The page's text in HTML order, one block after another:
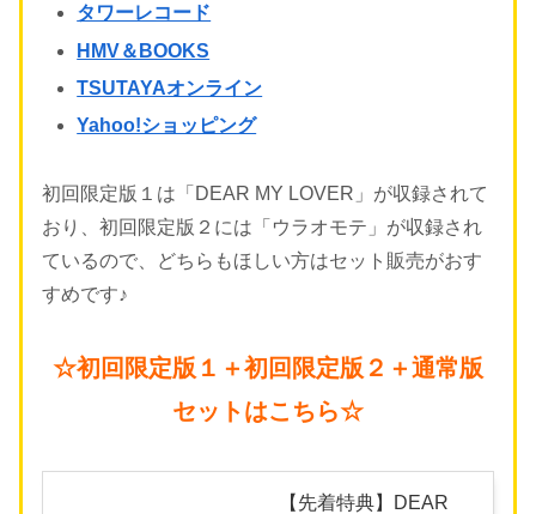
タワーレコード
HMV＆BOOKS
TSUTAYAオンライン
Yahoo!ショッピング
初回限定版１は「DEAR MY LOVER」が収録されて
おり、初回限定版２には「ウラオモテ」が収録され
ているので、どちらもほしい方はセット販売がおす
すめです♪
☆初回限定版１＋初回限定版２＋通常版
セットはこちら☆
【先着特典】DEAR